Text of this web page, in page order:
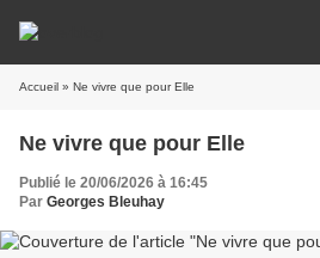
Accueil » Ne vivre que pour Elle
Ne vivre que pour Elle
Publié le 20/06/2026 à 16:45
Par Georges Bleuhay